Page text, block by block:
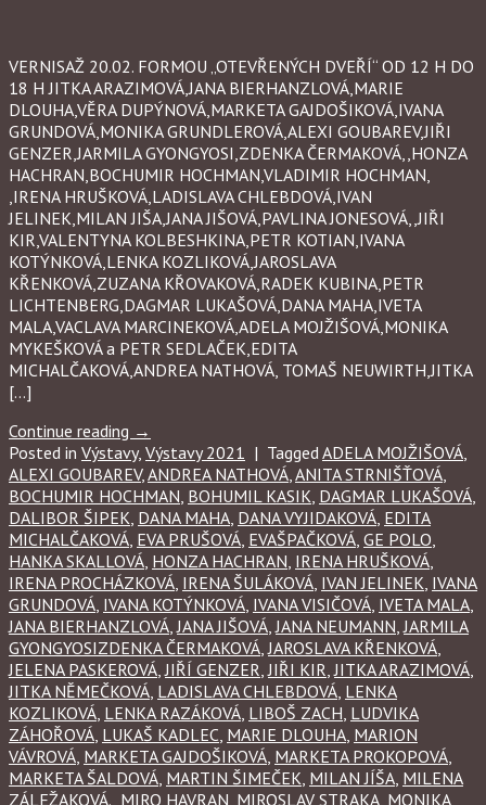
VERNISAŽ 20.02. FORMOU „OTEVŘENÝCH DVEŘÍ“ OD 12 H DO
18 H JITKA ARAZIMOVÁ,JANA BIERHANZLOVÁ,MARIE
DLOUHA,VĚRA DUPÝNOVÁ,MARKETA GAJDOŠIKOVÁ,IVANA
GRUNDOVÁ,MONIKA GRUNDLEROVÁ,ALEXI GOUBAREV,JIŘI
GENZER,JARMILA GYONGYOSI,ZDENKA ČERMAKOVÁ,,HONZA
HACHRAN,BOCHUMIR HOCHMAN,VLADIMIR HOCHMAN,
,IRENA HRUŠKOVÁ,LADISLAVA CHLEBDOVÁ,IVAN
JELINEK,MILAN JIŠA,JANA JIŠOVÁ,PAVLINA JONESOVÁ,,JIŘI
KIR,VALENTYNA KOLBESHKINA,PETR KOTIAN,IVANA
KOTÝNKOVÁ,LENKA KOZLIKOVÁ,JAROSLAVA
KŘENKOVÁ,ZUZANA KŘOVAKOVÁ,RADEK KUBINA,PETR
LICHTENBERG,DAGMAR LUKAŠOVÁ,DANA MAHA,IVETA
MALA,VACLAVA MARCINEKOVÁ,ADELA MOJŽIŠOVÁ,MONIKA
MYKEŠKOVÁ a PETR SEDLAČEK,EDITA
MICHALČAKOVÁ,ANDREA NATHOVÁ, TOMAŠ NEUWIRTH,JITKA
[…]
Continue reading →
Posted in Výstavy, Výstavy 2021 | Tagged ADELA MOJŽIŠOVÁ
ALEXI GOUBAREV, ANDREA NATHOVÁ ANITA STRNIŠŤOVÁ
BOCHUMIR HOCHMAN BOHUMIL KASIK DAGMAR LUKAŠOVÁ
DALIBOR ŠIPEK DANA MAHA DANA VYJIDAKOVÁ EDITA
MICHALČAKOVÁ EVA PRUŠOVÁ EVAŠPAČKOVÁ GE POLO
HANKA SKALLOVÁ HONZA HACHRAN IRENA HRUŠKOVÁ
IRENA PROCHÁZKOVÁ IRENA ŠULÁKOVÁ IVAN JELINEK IVANA
GRUNDOVÁ IVANA KOTÝNKOVÁ IVANA VISIČOVÁ IVETA MALA
JANA BIERHANZLOVÁ JANA JIŠOVÁ JANA NEUMANN JARMILA
GYONGYOSIZDENKA ČERMAKOVÁ JAROSLAVA KŘENKOVÁ
JELENA PASKEROVÁ JIŘÍ GENZER JIŘI KIR JITKA ARAZIMOVÁ
JITKA NĚMEČKOVÁ LADISLAVA CHLEBDOVÁ LENKA
KOZLIKOVÁ LENKA RAZÁKOVÁ LIBOŠ ZACH LUDVIKA
ZÁHOŘOVÁ LUKAŠ KADLEC MARIE DLOUHA MARION
VÁVROVÁ MARKETA GAJDOŠIKOVÁ MARKETA PROKOPOVÁ
MARKETA ŠALDOVÁ MARTIN ŠIMEČEK MILAN JÍŠA MILENA
ZÁLEŽAKOVÁ. MIRO HAVRAN MIROSLAV STRAKA MONIKA